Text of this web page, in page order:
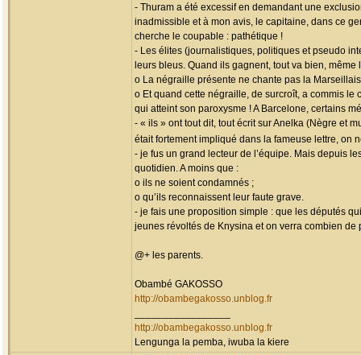
- Thuram a été excessif en demandant une
inadmissible et à mon avis, le capitaine, dans ce
cherche le coupable : pathétique !
- Les élites (journalistiques, politiques et pseudo
leurs bleus. Quand ils gagnent, tout va bien,
o La négraille présente ne chante pas la
o Et quand cette négraille, de surcroît, a commis le
qui atteint son paroxysme ! A Barcelone, certains
- « ils » ont tout dit, tout écrit sur Anelka (Nègre et
était fortement impliqué dans la fameuse lettre,
- je fus un grand lecteur de l’équipe. Mais depuis
quotidien. A moins que :
o ils ne soient condamnés ;
o qu’ils reconnaissent leur faute grave.
- je fais une proposition simple : que les députés
jeunes révoltés de Knysina et on verra combien
@+ les parents.
Obambé GAKOSSO
http://obambegakosso.unblog.fr
http://obambegakosso.unblog.fr
Lengunga la pemba, iwuba la kiere